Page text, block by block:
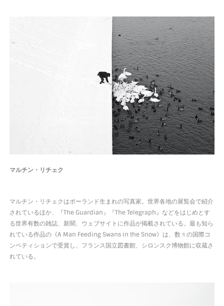
マルチン・リチェク
マルチン・リチェクはポーランド生まれの写真家。世界各地の展覧会で紹介
されているほか、『The Guardian』『The Telegraph』などをはじめとす
る世界有数の雑誌、新聞、ウェブサイトに作品が掲載されている。最も知ら
れている作品の《A Man Feeding Swans in the Snow》は、数々の国際コ
ンペティションで受賞し、フランス国立図書館、シロンスク博物館に収蔵さ
れている。